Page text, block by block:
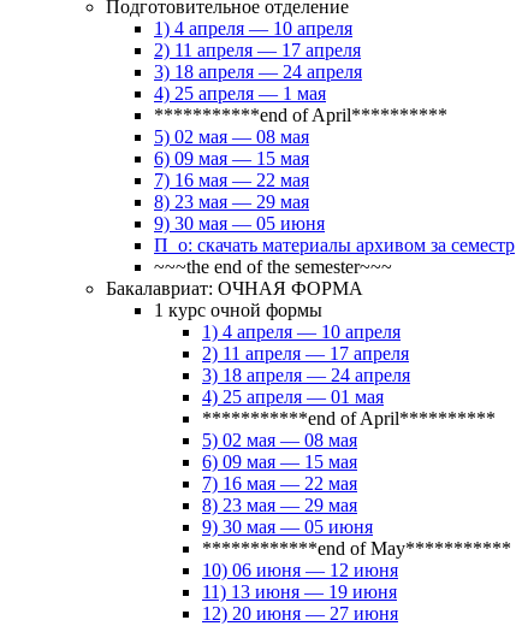
Подготовительное отделение
1) 4 апреля — 10 апреля
2) 11 апреля — 17 апреля
3) 18 апреля — 24 апреля
4) 25 апреля — 1 мая
***********end of April**********
5) 02 мая — 08 мая
6) 09 мая — 15 мая
7) 16 мая — 22 мая
8) 23 мая — 29 мая
9) 30 мая — 05 июня
П_о: скачать материалы архивом за семестр
~~~the end of the semester~~~
Бакалавриат: ОЧНАЯ ФОРМА
1 курс очной формы
1) 4 апреля — 10 апреля
2) 11 апреля — 17 апреля
3) 18 апреля — 24 апреля
4) 25 апреля — 01 мая
***********end of April**********
5) 02 мая — 08 мая
6) 09 мая — 15 мая
7) 16 мая — 22 мая
8) 23 мая — 29 мая
9) 30 мая — 05 июня
************end of May***********
10) 06 июня — 12 июня
11) 13 июня — 19 июня
12) 20 июня — 27 июня